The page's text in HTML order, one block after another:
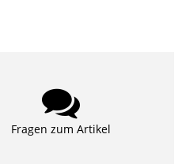
Fragen zum Artikel